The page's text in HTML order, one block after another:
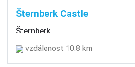
Šternberk Castle
Šternberk
vzdálenost 10.8 km